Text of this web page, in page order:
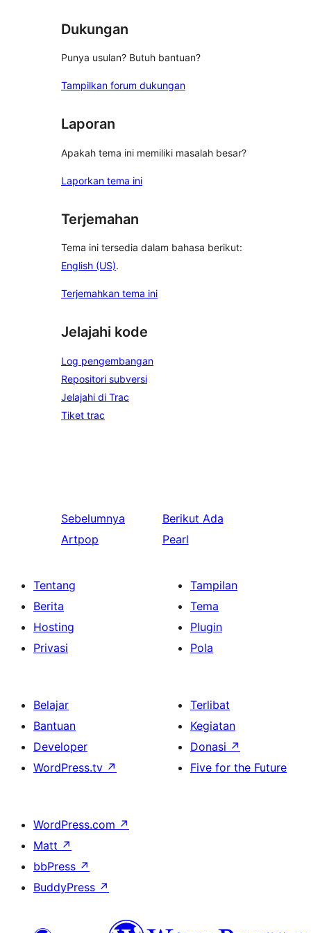
Dukungan
Punya usulan? Butuh bantuan?
Tampilkan forum dukungan
Laporan
Apakah tema ini memiliki masalah besar?
Laporkan tema ini
Terjemahan
Tema ini tersedia dalam bahasa berikut:
English (US).
Terjemahkan tema ini
Jelajahi kode
Log pengembangan
Repositori subversi
Jelajahi di Trac
Tiket trac
Sebelumnya
Artpop
Berikut Ada
Pearl
Tentang
Berita
Hosting
Privasi
Tampilan
Tema
Plugin
Pola
Belajar
Bantuan
Developer
WordPress.tv ↗
Terlibat
Kegiatan
Donasi ↗
Five for the Future
WordPress.com ↗
Matt ↗
bbPress ↗
BuddyPress ↗